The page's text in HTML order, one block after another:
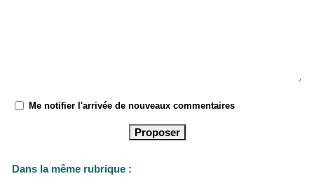
Me notifier l'arrivée de nouveaux commentaires
Dans la même rubrique :